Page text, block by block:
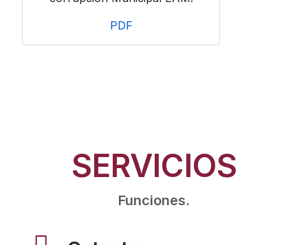
PDF
SERVICIOS
Funciones.